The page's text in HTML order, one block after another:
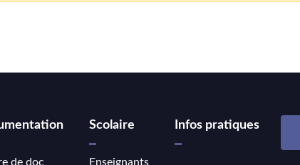
de doc
Scolaire
Enseignants
Infos pratiques